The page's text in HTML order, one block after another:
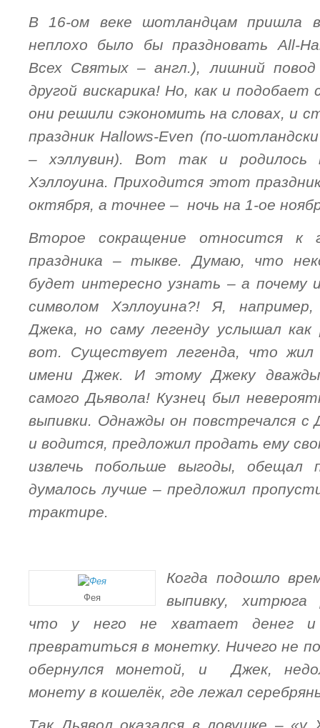
В 16-ом веке шотландцам пришла
неплохо было бы праздновать All-
Всех Святых – англ.), лишний
другой вискарика! Но, как и
они решили сэкономить на словах, и
праздник Hallows-Even (по-
– хэллувин). Вот так и родилось
Хэллоуина. Приходится этот
октября, а точнее – ночь на 1-ое
Второе сокращение относится к
праздника – тыкве. Думаю, что
будет интересно узнать – а почему
символом Хэллоуина?! Я,
Джека, но саму легенду услышал
вот. Существует легенда, что жил
имени Джек. И этому Джеку
самого Дьявола! Кузнец был
выпивки. Однажды он повстречался с
и водится, предложил продать ему
извлечь побольше выгоды,
думалось лучше – предложил
трактире.
Фея
Когда подошло
выпивку,
что у него не хватает денег и
превратиться в монетку. Ничего не
обернулся монетой, и Джек,
монету в кошелёк, где лежал